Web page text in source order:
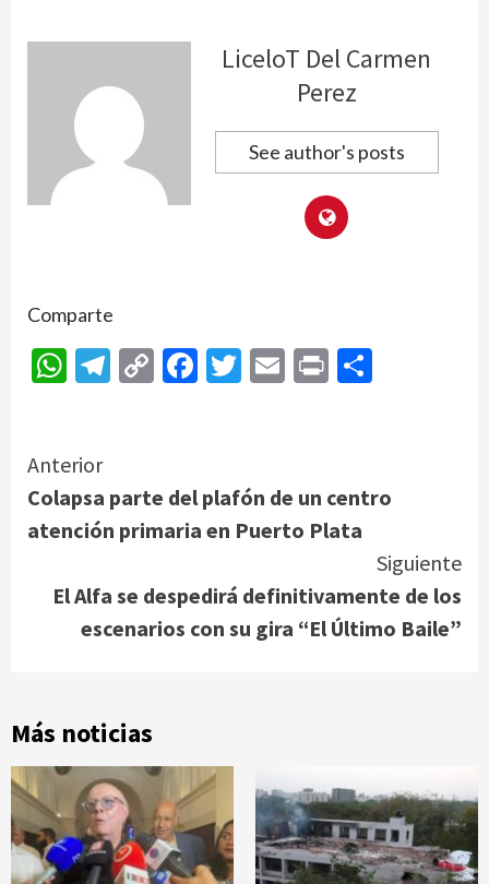
LiceloT Del Carmen
Perez
See author's posts
Comparte
WhatsApp
Telegram
CopyFacebook
Twitter
Email
Print
Continue
Reading
Anterior
Colapsa parte del plafón de un centro
atención primaria en Puerto Plata
Siguiente
El Alfa se despedirá definitivamente de los
escenarios con su gira “El Último Baile”
Más noticias